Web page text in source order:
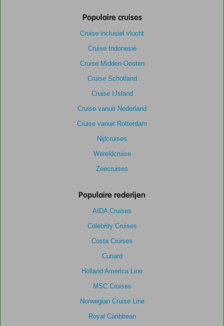
Populaire cruises
Cruise inclusief vlucht
Cruise Indonesië
Cruise Midden-Oosten
Cruise Schotland
Cruise IJsland
Cruise vanuit Nederland
Cruise vanuit Rotterdam
Nijlcruises
Wereldcruise
Zeecruises
Populaire rederijen
AIDA Cruises
Celebrity Cruises
Costa Cruises
Cunard
Holland America Line
MSC Cruises
Norwegian Cruise Line
Royal Caribbean